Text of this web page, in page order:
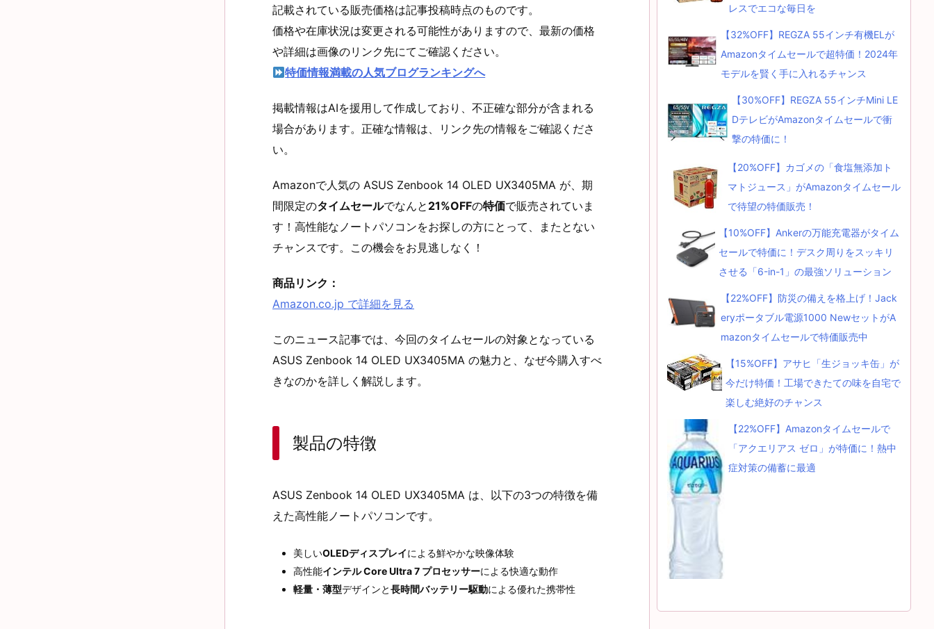
記載されている販売価格は記事投稿時点のものです。
価格や在庫状況は変更される可能性がありますので、最新の価格
や詳細は画像のリンク先にてご確認ください。
特価情報満載の人気ブログランキングへ
掲載情報はAIを援用して作成しており、不正確な部分が含まれる
場合があります。正確な情報は、リンク先の情報をご確認くださ
い。
Amazonで人気の ASUS Zenbook 14 OLED UX3405MA が、期
間限定のタイムセールでなんと 21%OFFの特価で販売されていま
す！高性能なノートパソコンをお探しの方にとって、またとない
チャンスです。この機会をお見逃しなく！
商品リンク：
Amazon.co.jp で詳細を見る
このニュース記事では、今回のタイムセールの対象となっている
ASUS Zenbook 14 OLED UX3405MA の魅力と、なぜ今購入すべ
きなのかを詳しく解説します。
製品の特徴
ASUS Zenbook 14 OLED UX3405MA は、以下の3つの特徴を備
えた高性能ノートパソコンです。
美しいOLEDディスプレイによる鮮やかな映像体験
高性能インテル Core Ultra 7 プロセッサーによる快適な動作
軽量・薄型デザインと長時間バッテリー駆動による優れた携帯性
レスでエコな毎日を
【32%OFF】REGZA 55インチ有機ELが
Amazonタイムセールで超特価！2024年
モデルを賢く手に入れるチャンス
【30%OFF】REGZA 55インチMini LE
DテレビがAmazonタイムセールで衝
撃の特価に！
【20%OFF】カゴメの「食塩無添加ト
マトジュース」がAmazonタイムセール
で待望の特価販売！
【10%OFF】Ankerの万能充電器がタイム
セールで特価に！デスク周りをスッキリ
させる「6-in-1」の最強ソリューション
【22%OFF】防災の備えを格上げ！Jack
eryポータブル電源1000 NewセットがA
mazonタイムセールで特価販売中
【15%OFF】アサヒ「生ジョッキ缶」が
今だけ特価！工場できたての味を自宅で
楽しむ絶好のチャンス
【22%OFF】Amazonタイムセールで
「アクエリアス ゼロ」が特価に！熱中
症対策の備蓄に最適